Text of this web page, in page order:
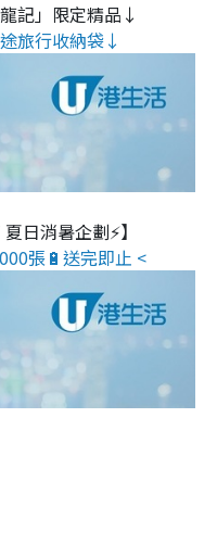
記」限定精品↓
旅行收納袋↓
日消暑企劃⚡】
張🔋送完即止 <